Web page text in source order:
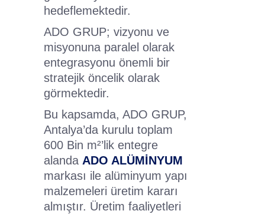
hedeflemektedir.
ADO GRUP; vizyonu ve
misyonuna paralel olarak
entegrasyonu önemli bir
stratejik öncelik olarak
görmektedir.
Bu kapsamda, ADO GRUP,
Antalya’da kurulu toplam
600 Bin m²’lik entegre
alanda ADO ALÜMİNYUM
markası ile alüminyum yapı
malzemeleri üretim kararı
almıştır. Üretim faaliyetleri